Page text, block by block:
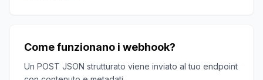
Come funzionano i webhook?
Un POST JSON strutturato viene inviato al tuo endpoint